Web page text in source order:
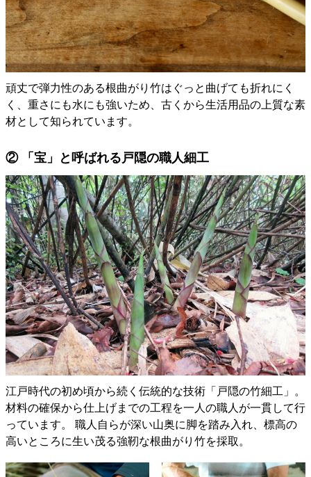
頑丈で弾力性のある根曲がり竹はぐっと曲げても折れにく
く、重さにも水にも強いため、古くから生活用品の上質な素
材として知られています。
② 「宝」と呼ばれる戸隠の職人細工
江戸時代の初め頃から続く伝統的な技術「戸隠の竹細工」。
材料の確保から仕上げまでの工程を一人の職人が一貫して行
っています。 職人自らが深い山奥に脚を踏み入れ、標高の
高いところに生い茂る強靭な根曲がり竹を採取。